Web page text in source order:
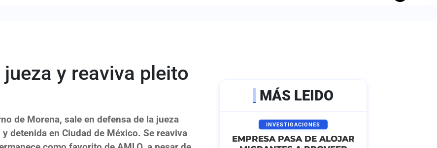
y reaviva pleito
de Morena, sale en defensa de la jueza
detenida en Ciudad de México. Se reaviva
MÁS LEIDO
INVESTIGACIONES
EMPRESA PASA DE ALOJAR